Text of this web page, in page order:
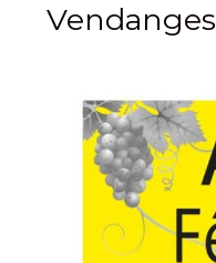
Vendanges